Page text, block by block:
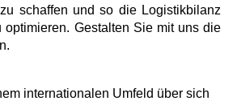
schaffen und so die Logistikbilanz
optimieren. Gestalten Sie mit uns die
internationalen Umfeld über sich